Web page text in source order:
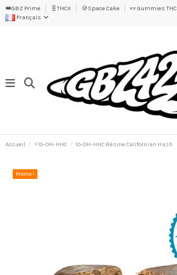
👑GBZ Prime 🧬THCX 🍪Space Cake 🍬 Gummies THC
Français
Accueil ⚡10-OH-HHC 10-OH-HHC Résine Californian Hash
Promo !